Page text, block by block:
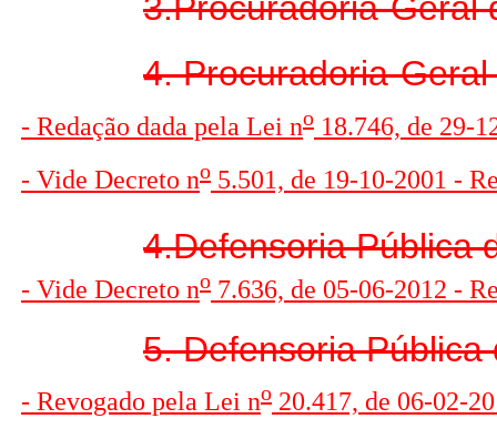
4. Procuradoria-
- Redação dada pela Lei no 18.746, de 29-
- Vide Decreto no 5.501, de 19-10-2001 -
4.Defensoria Pública
- Vide Decreto no 7.636, de 05-06-2012 -
5. Defensoria
- Revogado pela Lei no 20.417, de 06-02-